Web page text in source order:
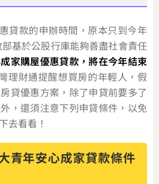
貸款的申辦時間，原本只到今年
基於公股行庫能夠善盡社會責任
家購屋優惠貸款，將在今年結束
理財通提醒想買房的年輕人，假
貸優惠方案，除了申貸前要多了
，還須注意下列申貸條件，以免
去看看！
青年安心成家貸款條件